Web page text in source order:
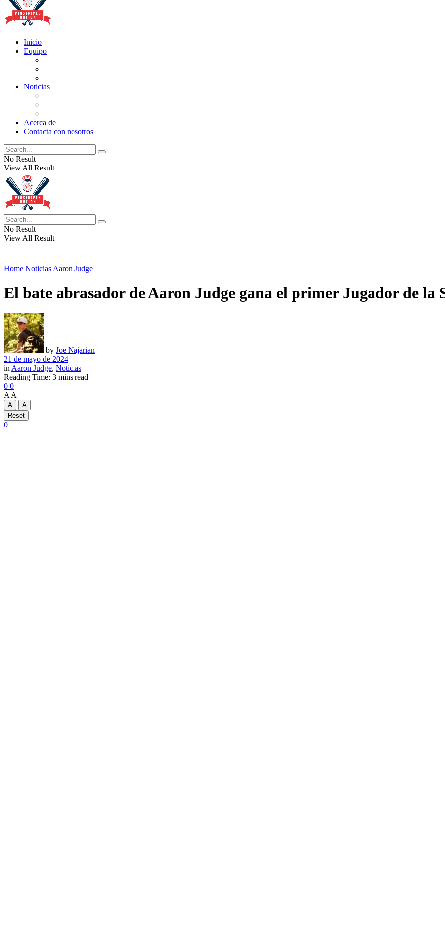
Inicio
Equipo
Noticias
Acerca de
Contacta con nosotros
No Result
View All Result
No Result
View All Result
Home Noticias Aaron Judge
El bate abrasador de Aaron Judge gana el primer Jugador de la
by Joe Najarian
21 de mayo de 2024
in Aaron Judge, Noticias
Reading Time: 3 mins read
0 0
A A
A
A
Reset
0